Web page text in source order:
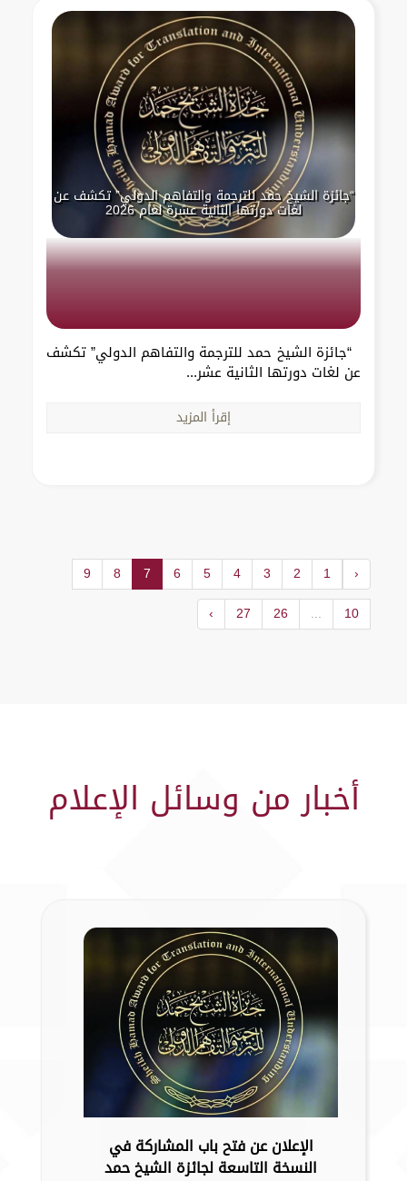
“جائزة الشيخ حمد للترجمة والتفاهم الدولي” تكشف عن
لغات دورتها الثانية عشرة لعام 2026
“جائزة الشيخ حمد للترجمة والتفاهم الدولي” تكشف
عن لغات دورتها الثانية عشر...
إقرأ المزيد
‹
1
2
3
4
5
6
7
8
9
10
...
26
27
›
أخبار من وسائل الإعلام
الإعلان عن فتح باب المشاركة في
النسخة التاسعة لجائزة الشيخ حمد